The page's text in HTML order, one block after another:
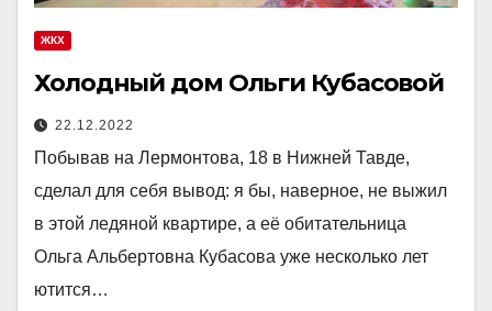
ЖКХ
Холодный дом Ольги Кубасовой
22.12.2022
Побывав на Лермонтова, 18 в Нижней Тавде,
сделал для себя вывод: я бы, наверное, не выжил
в этой ледяной квартире, а её обитательница
Ольга Альбертовна Кубасова уже несколько лет
ютится…